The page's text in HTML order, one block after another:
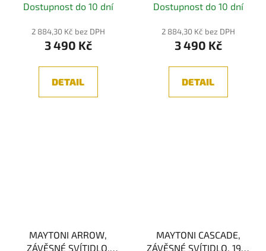
Dostupnost do 10 dní
2 884,30 Kč bez DPH
3 490 Kč
DETAIL
hodnocení
produktu
je
z
Dostupnost do 10 dní
2 884,30 Kč bez DPH
3 490 Kč
DETAIL
MAYTONI ARROW,
ZÁVĚSNÉ SVÍTIDLO,
MAYTONI CASCADE,
ZÁVĚSNÉ SVÍTIDLO, 19W